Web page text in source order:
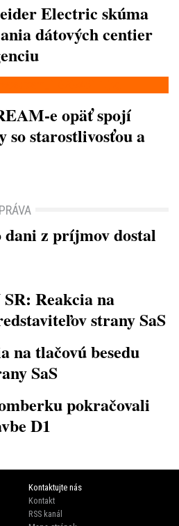
Electric skúma
dátových centier
e opäť spojí
so starostlivosťou a
z príjmov dostal
Reakcia na
strany SaS
na tlačovú besedu
SaS
pokračovali
D1
Kontaktujte nás
Kontakt
RSS kanál